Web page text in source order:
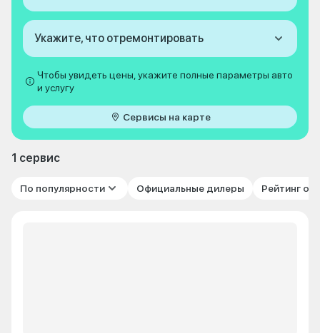
Укажите, что отремонтировать
Чтобы увидеть цены, укажите полные параметры авто
и услугу
Сервисы на карте
1 сервис
По популярности Официальные дилеры Рейтинг